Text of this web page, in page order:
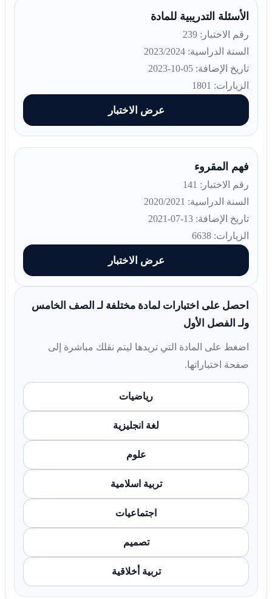
الأسئلة التدريبية للمادة
رقم الاختبار: 239
السنة الدراسية: 2023/2024
تاريخ الإضافة: 05-10-2023
الزيارات: 1801
عرض الاختبار
فهم المقروء
رقم الاختبار: 141
السنة الدراسية: 2020/2021
تاريخ الإضافة: 13-07-2021
الزيارات: 6638
عرض الاختبار
احصل على اختبارات لمادة مختلفة لـ الصف الخامس
ولـ الفصل الأول
اضغط على المادة التي تريدها ليتم نقلك مباشرة إلى
صفحة اختباراتها.
رياضيات
لغة انجليزية
علوم
تربية اسلامية
اجتماعيات
تصميم
تربية أخلاقية